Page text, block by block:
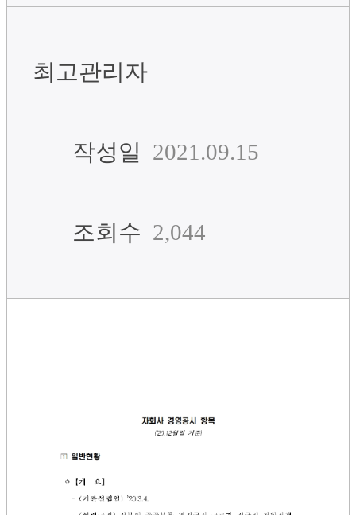
최고관리자
작성일 2021.09.15
조회수 2,044